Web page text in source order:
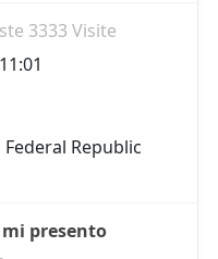
3333 Visite
Federal Republic
presento